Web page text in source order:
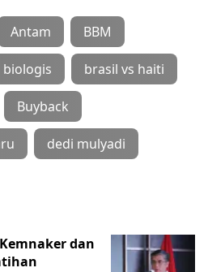
Antam BBM
biologis brasil vs haiti
Buyback
dedi mulyadi
dan